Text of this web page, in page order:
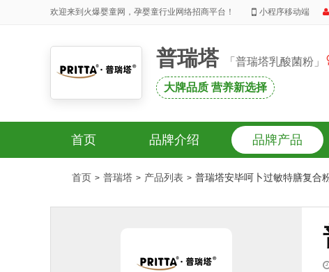
欢迎来到火爆婴童网，孕婴童行业网络招商平台！ 小程序移动端
普瑞塔 「普瑞塔乳酸菌粉」
大牌品质 营养新选择
首页 品牌介绍 品牌产品
首页 > 普瑞塔 > 产品列表 > 普瑞塔安毕呵卜过敏特膳复合